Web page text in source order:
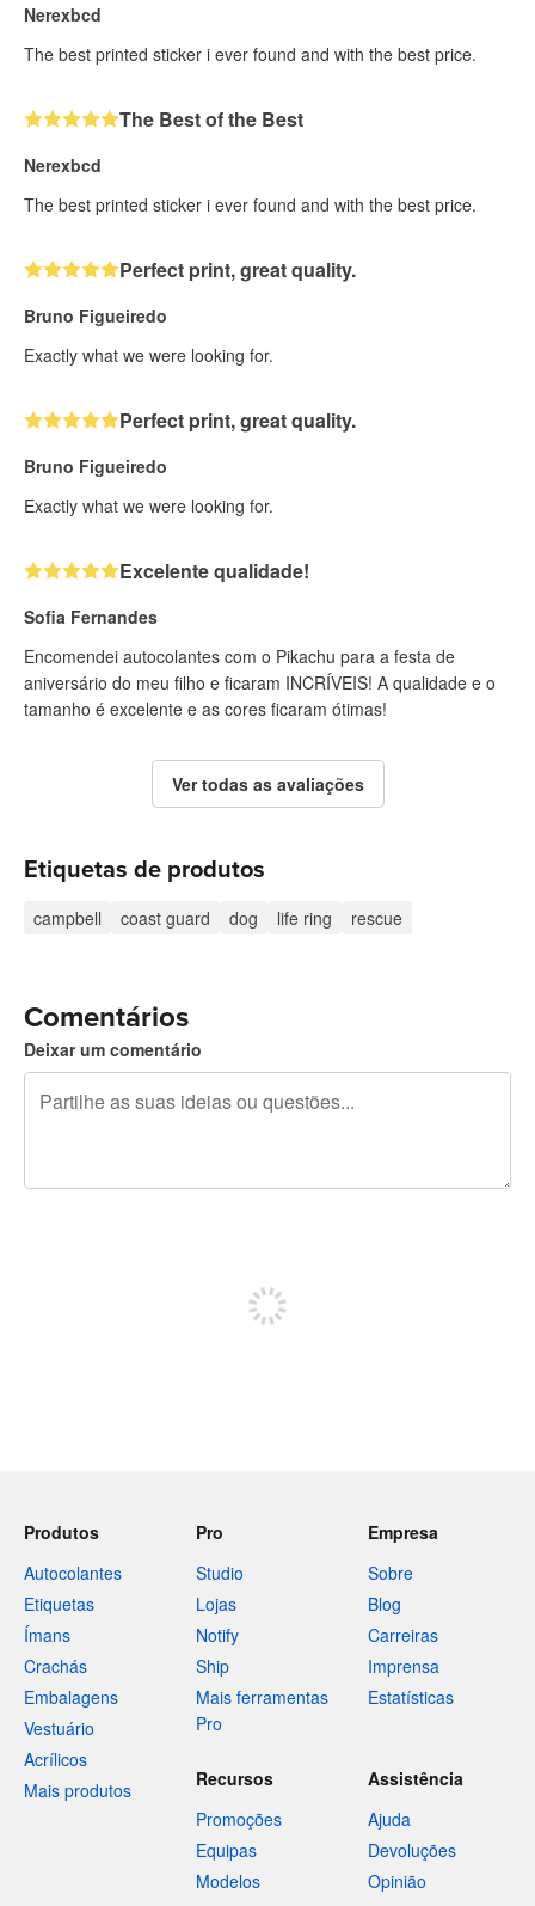
Nerexbcd
The best printed sticker i ever found and with the best price.
The Best of the Best
Nerexbcd
The best printed sticker i ever found and with the best price.
Perfect print, great quality.
Bruno Figueiredo
Exactly what we were looking for.
Perfect print, great quality.
Bruno Figueiredo
Exactly what we were looking for.
Excelente qualidade!
Sofia Fernandes
Encomendei autocolantes com o Pikachu para a festa de
aniversário do meu filho e ficaram INCRÍVEIS! A qualidade e o
tamanho é excelente e as cores ficaram ótimas!
Ver todas as avaliações
Etiquetas de produtos
campbell coast guard dog life ring rescue
Comentários
Deixar um comentário
Produtos
Autocolantes
Etiquetas
Ímans
Crachás
Embalagens
Vestuário
Acrílicos
Mais produtos
Pro
Studio
Lojas
Notify
Ship
Mais ferramentas
Pro
Empresa
Sobre
Blog
Carreiras
Imprensa
Estatísticas
Recursos
Promoções
Equipas
Modelos
Assistência
Ajuda
Devoluções
Opinião